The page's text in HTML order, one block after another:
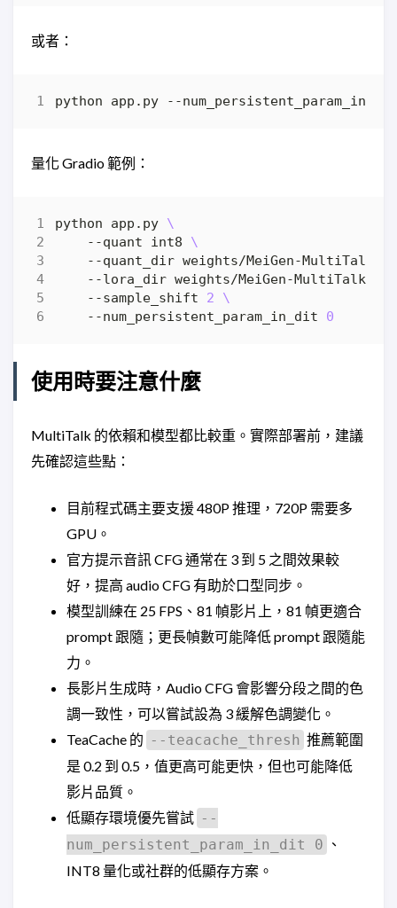
或者：
python app.py --
量化 Gradio 範例：
python app.py
    --quant int8
    --quant_dir weights/MeiGen-MultiTalk
--lora_dir weights/MeiGen-MultiTalk/
    --sample_shift
2
    --num_persistent_param_in_dit
0
使用時要注意什麼
MultiTalk 的依賴和模型都比較重。實際部署前，建議
先確認這些點：
目前程式碼主要支援 480P 推理，720P 需要多
GPU。
官方提示音訊 CFG 通常在 3 到 5 之間效果較
好，提高 audio CFG 有助於口型同步。
模型訓練在 25 FPS、81 幀影片上，81 幀更適合
prompt 跟隨；更長幀數可能降低 prompt 跟隨能
力。
長影片生成時，Audio CFG 會影響分段之間的色
調一致性，可以嘗試設為 3 緩解色調變化。
TeaCache 的 --teacache_thresh 推薦範圍
是 0.2 到 0.5，值更高可能更快，但也可能降低
影片品質。
低顯存環境優先嘗試 --
num_persistent_param_in_dit 0 、
INT8 量化或社群的低顯存方案。